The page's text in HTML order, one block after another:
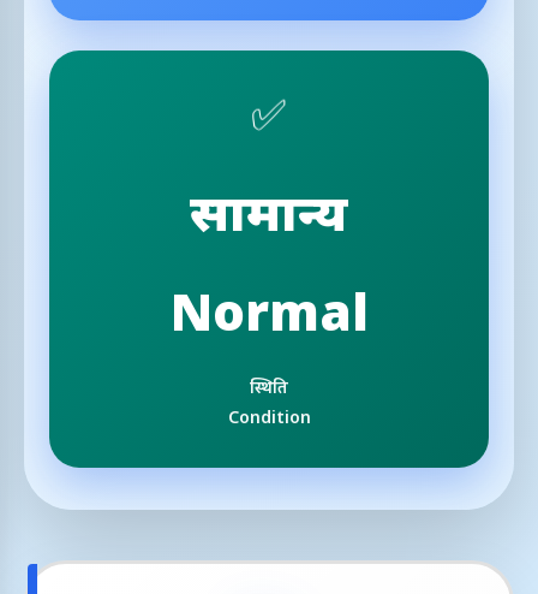
✅
सामान्य
Normal
स्थिति
Condition